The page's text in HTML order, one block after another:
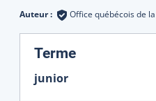
Auteur : Office québécois de
Terme:
junior